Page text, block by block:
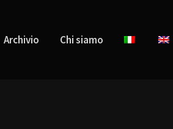
Archivio Chi siamo